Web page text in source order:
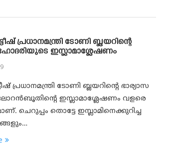
പ്രധാനമന്ത്രി ടോണി ബ്ലയറിന്റെ
ഇസ്ലാമാശ്ലേഷണം
പ്രധാനമന്ത്രി ടോണി ബ്ലയറിന്റെ ഭാര്യാസ
ഇസ്ലാമാശ്ലേഷണം വളരെ
ചെറുപ്പം തൊട്ടേ ഇസ്ലാമിനെക്കുറിച്ച